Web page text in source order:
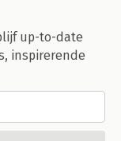
up-to-date
inspirerende